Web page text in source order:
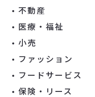
不動産
医療・福祉
小売
ファッション
フードサービス
保険・リース